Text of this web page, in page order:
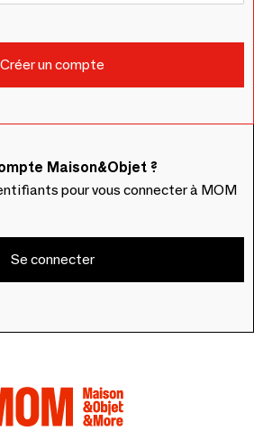
Maison&Objet ?
pour vous connecter à MOM
Se connecter